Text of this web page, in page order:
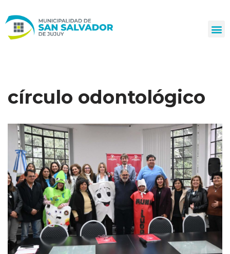
al
círculo odontológico